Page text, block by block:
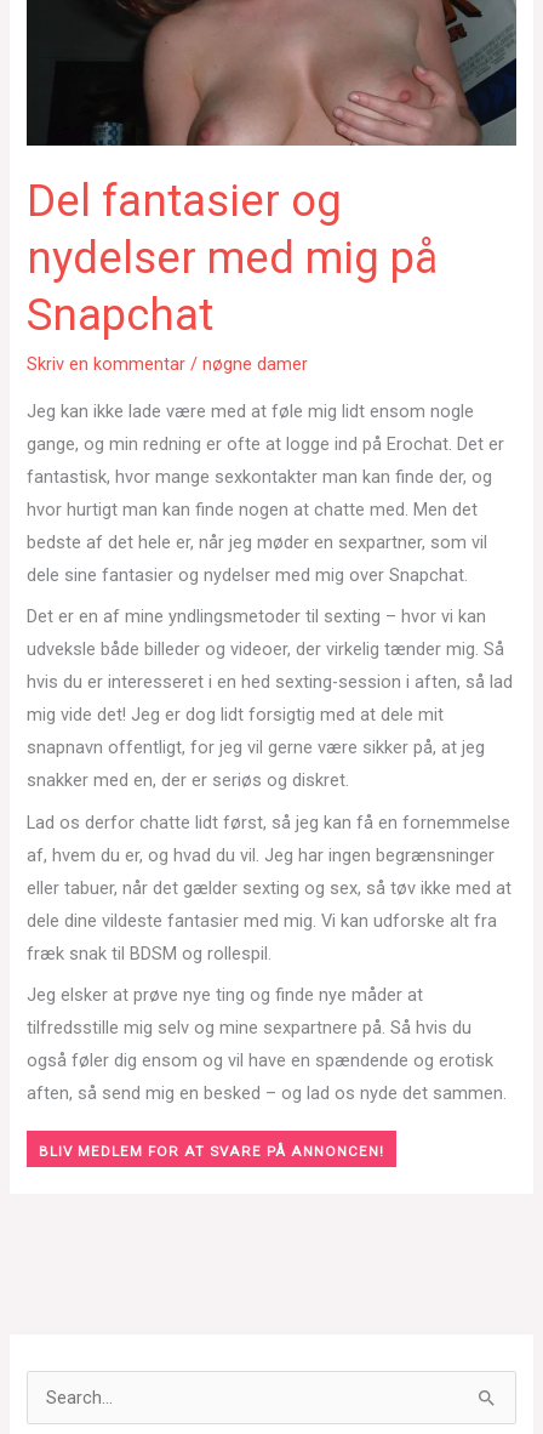
Del fantasier og
nydelser med mig på
Snapchat
Skriv en kommentar /nøgne damer
Jeg kan ikke lade være med at føle mig lidt ensom nogle
gange, og min redning er ofte at logge ind på Erochat. Det er
fantastisk, hvor mange sexkontakter man kan finde der, og
hvor hurtigt man kan finde nogen at chatte med. Men det
bedste af det hele er, når jeg møder en sexpartner, som vil
dele sine fantasier og nydelser med mig over Snapchat.
Det er en af mine yndlingsmetoder til sexting – hvor vi kan
udveksle både billeder og videoer, der virkelig tænder mig. Så
hvis du er interesseret i en hed sexting-session i aften, så lad
mig vide det! Jeg er dog lidt forsigtig med at dele mit
snapnavn offentligt, for jeg vil gerne være sikker på, at jeg
snakker med en, der er seriøs og diskret.
Lad os derfor chatte lidt først, så jeg kan få en fornemmelse
af, hvem du er, og hvad du vil. Jeg har ingen begrænsninger
eller tabuer, når det gælder sexting og sex, så tøv ikke med at
dele dine vildeste fantasier med mig. Vi kan udforske alt fra
fræk snak til BDSM og rollespil.
Jeg elsker at prøve nye ting og finde nye måder at
tilfredsstille mig selv og mine sexpartnere på. Så hvis du
også føler dig ensom og vil have en spændende og erotisk
aften, så send mig en besked – og lad os nyde det sammen.
BLIV MEDLEM FOR AT SVARE PÅ ANNONCEN!
ø